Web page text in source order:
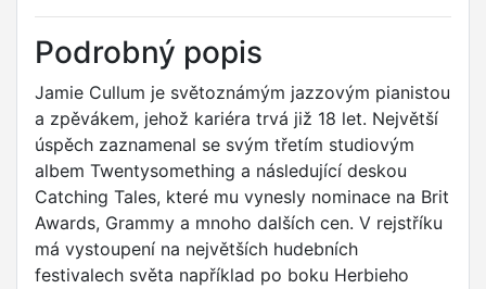
Podrobný popis
Jamie Cullum je světoznámým jazzovým pianistou
a zpěvákem, jehož kariéra trvá již 18 let. Největší
úspěch zaznamenal se svým třetím studiovým
albem Twentysomething a následující deskou
Catching Tales, které mu vynesly nominace na Brit
Awards, Grammy a mnoho dalších cen. V rejstříku
má vystoupení na největších hudebních
festivalech světa například po boku Herbieho